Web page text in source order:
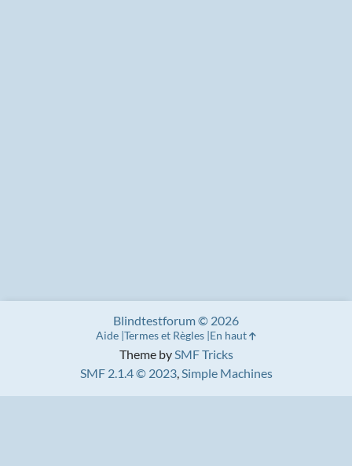
Theme bySMF Tricks
SMF 2.1.4 © 2023,Simple Machines
Blindtestforum © 2026
Aide Termes et Règles En haut